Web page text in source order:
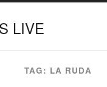
LIVE
TAG: LA RUDA